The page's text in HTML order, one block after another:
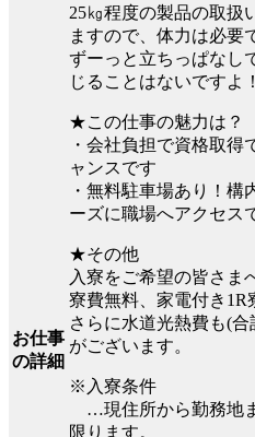
お仕事
の詳細
25㎏程度の製品の取扱
ますので、体力は必要
ずーっと立ちっぱなし
じることはないですよ！
★この仕事の魅力は？
・会社負担で資格取得
ャンスです
・無料駐車場あり！構
ーズに職場へアクセス
★その他
入寮をご希望の皆さま
寮費無料、家電付き1R
さらに水道光熱費も(
がございます。
※入寮条件
…現住所から勤務地
限ります。